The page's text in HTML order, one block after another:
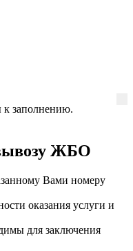
к заполнению.
ЖБО
Вами номеру
оказания услуги и
для заключения